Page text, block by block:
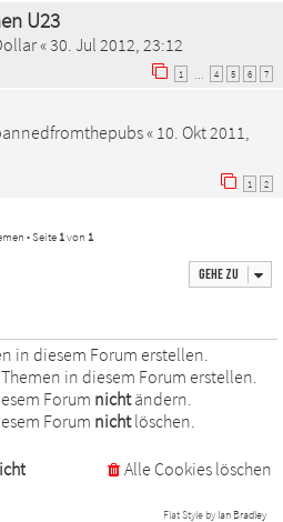
U23
«30. Jul 2012, 23:12
1 4 5 6 7
« 10. Okt 2011,
1 2
• Seite 1von 1
Gehe zu
in diesem Forum erstellen.
in diesem Forum erstellen.
Forum nichtändern.
Forum nichtlöschen.
Alle Cookies löschen
Flat Style by Ian Bradley